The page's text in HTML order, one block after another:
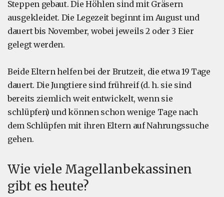
Steppen gebaut. Die Höhlen sind mit Gräsern
ausgekleidet. Die Legezeit beginnt im August und
dauert bis November, wobei jeweils 2 oder 3 Eier
gelegt werden.
Beide Eltern helfen bei der Brutzeit, die etwa 19 Tage
dauert. Die Jungtiere sind frühreif (d. h. sie sind
bereits ziemlich weit entwickelt, wenn sie
schlüpfen) und können schon wenige Tage nach
dem Schlüpfen mit ihren Eltern auf Nahrungssuche
gehen.
Wie viele Magellanbekassinen
gibt es heute?